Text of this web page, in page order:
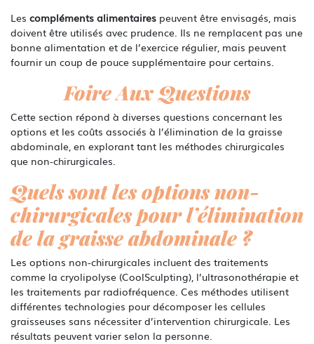
Les compléments alimentaires peuvent être envisagés, mais
doivent être utilisés avec prudence. Ils ne remplacent pas une
bonne alimentation et de l’exercice régulier, mais peuvent
fournir un coup de pouce supplémentaire pour certains.
Foire Aux Questions
Cette section répond à diverses questions concernant les
options et les coûts associés à l’élimination de la graisse
abdominale, en explorant tant les méthodes chirurgicales
que non-chirurgicales.
Quels sont les options non-
chirurgicales pour l’élimination
de la graisse abdominale ?
Les options non-chirurgicales incluent des traitements
comme la cryolipolyse (CoolSculpting), l’ultrasonothérapie et
les traitements par radiofréquence. Ces méthodes utilisent
différentes technologies pour décomposer les cellules
graisseuses sans nécessiter d’intervention chirurgicale. Les
résultats peuvent varier selon la personne.